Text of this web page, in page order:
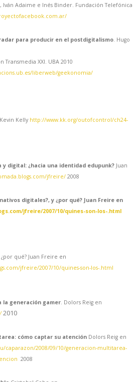
Iván Adaime e Inés Binder. Fundación Telefónica
para producir en el postdigitalismo . Hugo
Transmedia XXI. UBA 2010
liberweb/geekonomia/
Kevin Kelly http://www.kk.org/outofcontrol/ch24-
y digital: ¿hacia una identidad edupunk? Juan
jfreire/ 2008
digitales?, y ¿por qué? Juan Freire en
jfreire/2007/10/quines-son-los-.html
¿por qué? Juan Freire en
jfreire/2007/10/quines-son-los-.html
la generación gamer . Dolors Reig en
2010
cómo captar su atención Dolors Reig en
caparazon/2008/09/10/generacion-multitarea-
2008